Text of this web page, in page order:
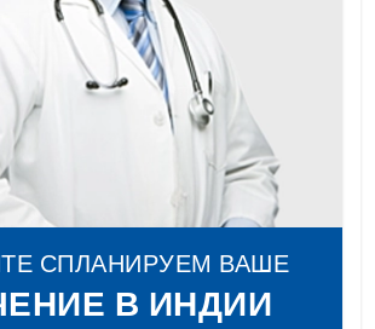
СПЛАНИРУЕМ ВАШЕ
В ИНДИИ